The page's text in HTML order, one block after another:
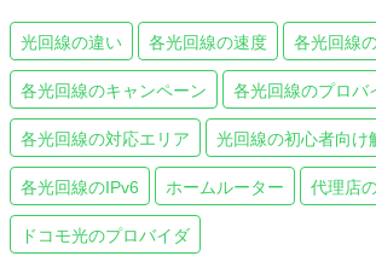
光回線の違い 各光回線の速度 各光回線
各光回線のキャンペーン 各光回線のプロバ
各光回線の対応エリア 光回線の初心者向け
各光回線のIPv6 ホームルーター 代理店
ドコモ光のプロバイダ